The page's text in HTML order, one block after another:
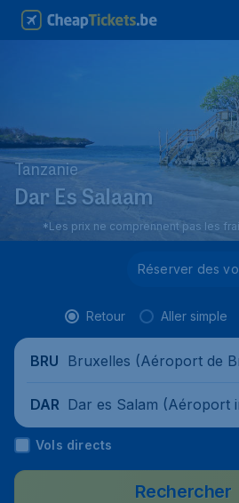
Tanzanie
Dar Es Salaam
*Les prix ne comprennent pas les
Réserver des
Retour Aller simple
BRU Bruxelles (Aéroport de
DAR Dar es Salam (Aéroport
us Nyerere), Tanzanie
Vols directs
Rechercher